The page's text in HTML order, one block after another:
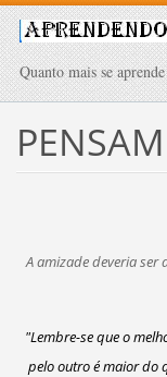
Quanto mais se
A amizade deveria ser
"Lembre-se que o
pelo outro é maior do